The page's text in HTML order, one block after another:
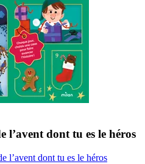
l’avent dont tu es le héros
l’avent dont tu es le héros